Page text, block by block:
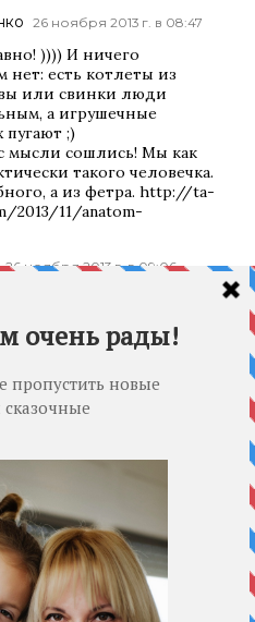
26 ноября 2013 г. в 08:47
)))) И ничего
нет: есть котлеты из
или свинки люди
а игрушечные
пугают ;)
мысли сошлись! Мы как
такого человечка.
а из фетра. http://ta-
2013/11/anatom-
26 ноября 2013 г. в 09:06
здорово получилось!!!